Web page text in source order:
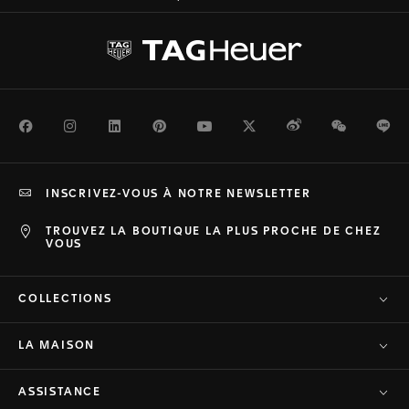
FacebookInstagramLinkedInPinterestYoutubeTwitterWeiboWeChat
TROUVEZ LA BOUTIQUE LA PLUS PROCHE DE CHEZ
VOUS
INSCRIVEZ-VOUS À NOTRE NEWSLETTER
COLLECTIONS
LA MAISON
ASSISTANCE